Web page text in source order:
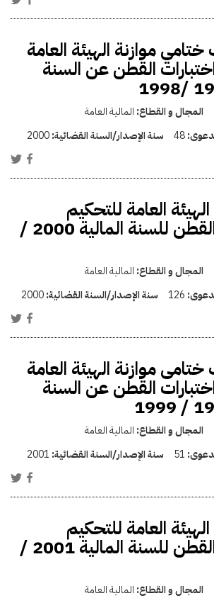
موازنة الهيئة العامة
القطن عن السنة
المجال و القطاع: المالية العامة
48 سنة الإصدار/السنة القضائية:2000
العامة للتحكيم
واختبارات القطن للسنة المالية 2000 /
المجال و القطاع: المالية العامة
126 سنة الإصدار/السنة القضائية:2000
موازنة الهيئة العامة
القطن عن السنة
المجال و القطاع: المالية العامة
51 سنة الإصدار/السنة القضائية: 2001
العامة للتحكيم
واختبارات القطن للسنة المالية 2001 /
المجال و القطاع: المالية العامة